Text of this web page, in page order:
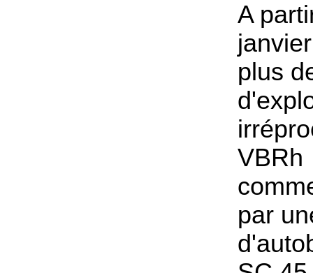
A
plus
VBRh
par